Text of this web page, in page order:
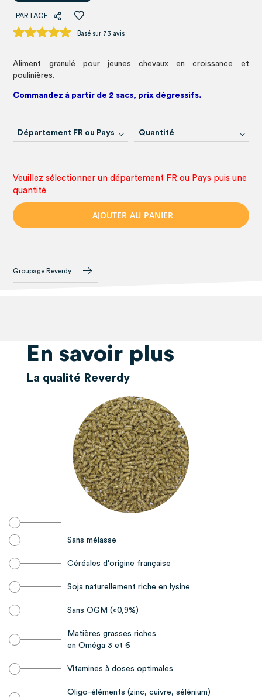
PARTAGE
Basé sur 73 avis
Aliment granulé pour jeunes chevaux en croissance et
poulinières.
Commandez à partir de 2 sacs, prix dégressifs.
Département FR ou Pays Quantité
Veuillez sélectionner un département FR ou Pays puis une
quantité
AJOUTER AU PANIER
Groupage Reverdy
En savoir plus
La qualité Reverdy
Sans mélasse
Céréales d'origine française
Soja naturellement riche en lysine
Sans OGM (<0,9%)
Matières grasses riches
en Oméga 3 et 6
Vitamines à doses optimales
Oligo-éléments (zinc, cuivre, sélénium)